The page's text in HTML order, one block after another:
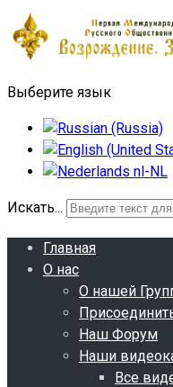
Выберите язык
Искать...
Главная
О нас
О нашей
Наш Форум
Наши
Все